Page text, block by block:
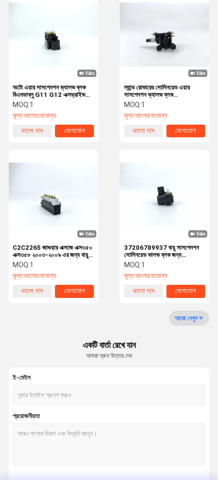
পণ্য আমাদের সম্পর্কে
কারখানা ভ্রমণ মান নিয়ন্ত্রণ
আমাদের সাথে
খবর
মার্সিডিজ বেঞ্জ এয়ার সাসপেনশন যন্ত্রাংশ
BMW এয়ার সাসপেনশন যন্ত্রাংশ
এয়ার সাসপেনশন শক
ল্যান্ড রোভারের সোলিনয়েড এয়ার
সাসপেনশন ভ্যালভ ব্লক
RVH000046
MOQ:1
মূল্য:আলোচনাযোগ্য
ভালো দাম
যোগাযোগ
অটো এয়ার সাসপেনশন ভ্যালভ ব্লক
বিএমডাব্লু G11 G12 এক্সড্রাইভ
37206884682 এর জন্য
MOQ:1
মূল্য:আলোচনাযোগ্য
ভালো দাম
যোগাযোগ
37206789937 বায়ু সাসপেনশন
সোলিনয়েড ভালভ ব্লক জন্য
বিএমডব্লিউ X5 X6
MOQ:1
মূল্য:আলোচনাযোগ্য
ভালো দাম
যোগাযোগ
C2C2265 জাগুয়ার এক্সজে এক্স৩৫০
এক্স৩৫৮ ২০০৩-২০০৯ এর জন্য বায়ু
সাসপেনশন ভ্যালভ ব্লক
MOQ:1
মূল্য:আলোচনাযোগ্য
ভালো দাম
যোগাযোগ
আরো দেখুন
একটি বার্তা রেখে যান
আমরা দ্রুত উত্তর দেব
ই-মেইল
প্রয়োজনীয়তা